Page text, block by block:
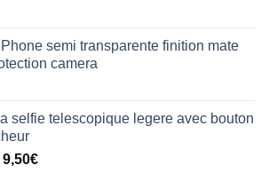
semi transparente finition mate
camera
selfie telescopique legere avec bouton
9,50€